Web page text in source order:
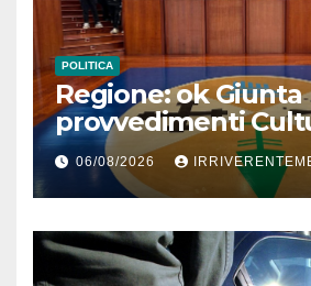
POLITICA
Regione: ok Giunta
provvedimenti
Prevenzione,
Bilancio Ambiente
06/08/2026